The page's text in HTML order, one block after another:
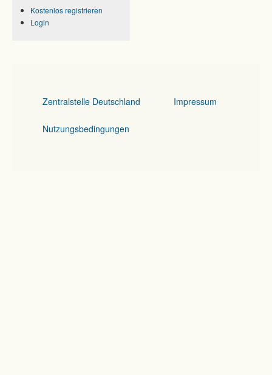
Kostenlos registrieren
Login
Zentralstelle Deutschland Impressum
Nutzungsbedingungen